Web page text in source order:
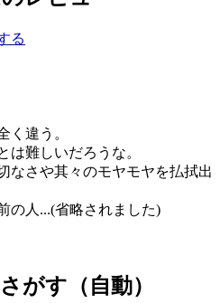
る
く違う。
は難しいだろうな。
なさや其々のモヤモヤを払拭出
の人...(省略されました)
がす（自動）